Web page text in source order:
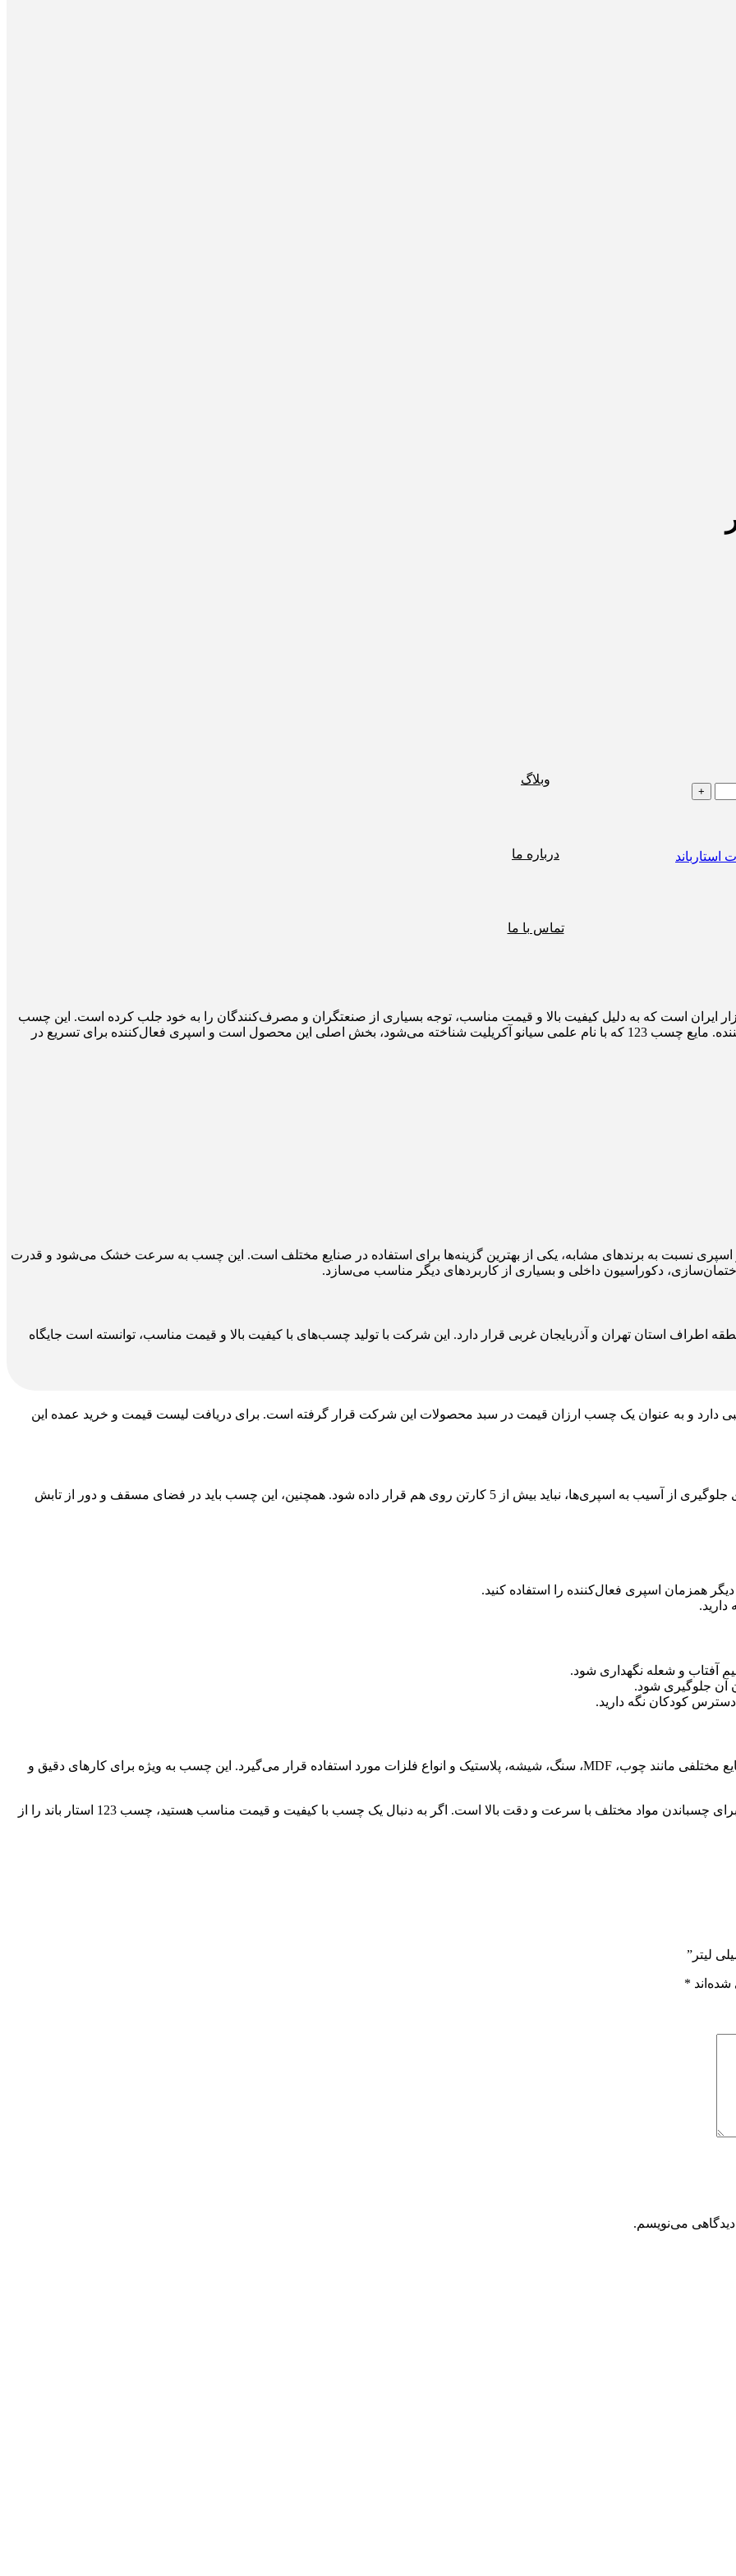
وبلاگ
درباره ما
تماس با ما
استارباند
پرطرفدار در بازار ایران است که به دلیل کیفیت بالا و قیمت مناسب، توجه بسیاری از صنعتگران و مصرف‌کنندگان را به خود جلب کرده است. این چسب
از دو بخش اصلی تشکیل شده است: مایع چسب 123 و اسپری فعال‌کننده. مایع چسب 123 که با نام علمی سیانو آکریلیت شناخته می‌شود، بخش اصلی این محصول است و اسپری فعال‌کننده برای تسریع در
اسپری نسبت به برندهای مشابه، یکی از بهترین گزینه‌ها برای استفاده در صنایع مختلف است. این چسب به سرعت خشک می‌شود و قدرت
دکوراسیون داخلی و بسیاری از کاربردهای دیگر مناسب می‌سازد.
اطراف استان تهران و آذربایجان غربی قرار دارد. این شرکت با تولید چسب‌های با کیفیت بالا و قیمت مناسب، توانسته است جایگاه
شده مناسبی دارد و به عنوان یک چسب ارزان قیمت در سبد محصولات این شرکت قرار گرفته است. برای دریافت لیست قیمت و خرید عمده این
چسب 123 استار باند در کارتن‌های 25 عددی بسته‌بندی می‌شود و برای جلوگیری از آسیب به اسپری‌ها، نباید بیش از 5 کارتن روی هم قرار داده شود. همچنین، این چسب باید در فضای مسقف و دور از تابش
آن جلوگیری شود.
چسب 123 استار باند به دلیل سرعت و قدرت بالای چسبندگی، در صنایع مختلفی مانند چوب، MDF، سنگ، شیشه، پلاستیک و انواع فلزات مورد استفاده قرار می‌گیرد. این چسب به ویژه برای کارهای دقیق و
با توجه به این توضیحات، چسب 123 استار باند یکی از بهترین گزینه‌ها برای چسباندن مواد مختلف با سرعت و دقت بالا است. اگر به دنبال یک چسب با کیفیت و قیمت مناسب هستید، چسب 123 استار باند را از
*
دیدگاهی می‌نویسم.